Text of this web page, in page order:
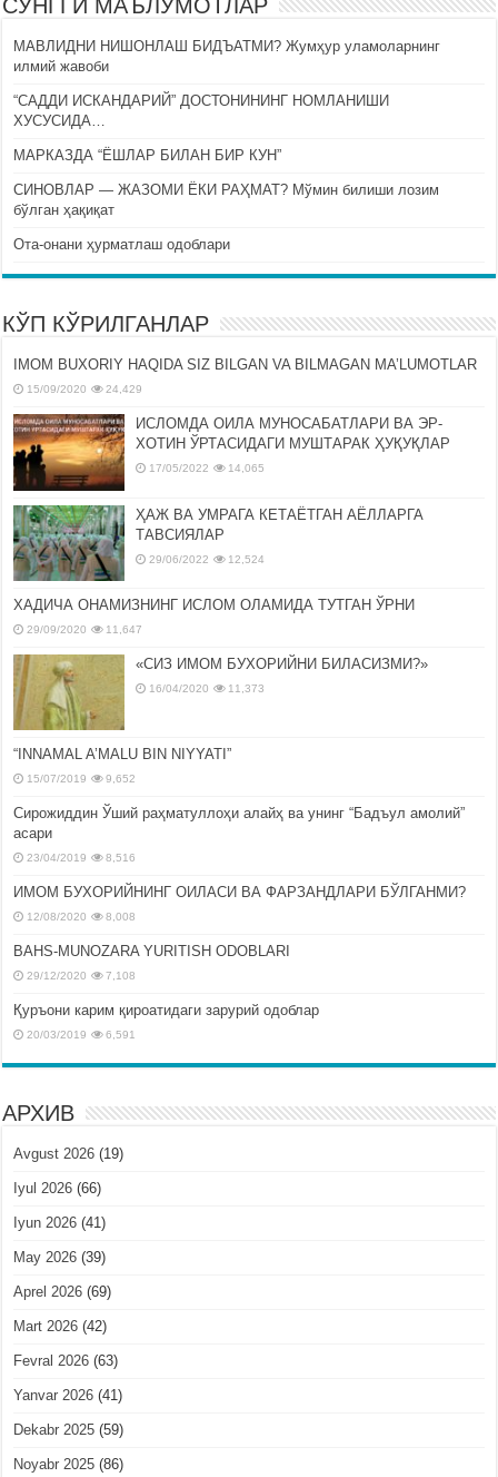
СЎНГГИ МАЪЛУМОТЛАР
МАВЛИДНИ НИШОНЛАШ БИДЪАТМИ? Жумҳур уламоларнинг
илмий жавоби
“САДДИ ИСКАНДАРИЙ” ДОСТОНИНИНГ НОМЛАНИШИ
ХУСУСИДА…
МАРКАЗДА “ЁШЛАР БИЛАН БИР КУН”
СИНОВЛАР — ЖАЗОМИ ЁКИ РАҲМАТ? Мўмин билиши лозим
бўлган ҳақиқат
Ота-онани ҳурматлаш одоблари
КЎП КЎРИЛГАНЛАР
IMOM BUXORIY HAQIDA SIZ BILGAN VA BILMAGAN MA’LUMOTLAR
15/09/2020 24,429
ИСЛОМДА ОИЛА МУНОСАБАТЛАРИ ВА ЭР-
ХОТИН ЎРТАСИДАГИ МУШТАРАК ҲУҚУҚЛАР
17/05/2022 14,065
ҲАЖ ВА УМРАГА КЕТАЁТГАН АЁЛЛАРГА
ТАВСИЯЛАР
29/06/2022 12,524
ХАДИЧА ОНАМИЗНИНГ ИСЛОМ ОЛАМИДА ТУТГАН ЎРНИ
29/09/2020 11,647
«СИЗ ИМОМ БУХОРИЙНИ БИЛАСИЗМИ?»
16/04/2020 11,373
“INNAMAL A’MALU BIN NIYYATI”
15/07/2019 9,652
Сирожиддин Ўший раҳматуллоҳи алайҳ ва унинг “Бадъул амолий”
асари
23/04/2019 8,516
ИМОМ БУХОРИЙНИНГ ОИЛАСИ ВА ФАРЗАНДЛАРИ БЎЛГАНМИ?
12/08/2020 8,008
BAHS-MUNOZARA YURITISH ODOBLARI
29/12/2020 7,108
Қуръони карим қироатидаги зарурий одоблар
20/03/2019 6,591
АРХИВ
Avgust 2026 (19)
Iyul 2026 (66)
Iyun 2026 (41)
May 2026 (39)
Aprel 2026 (69)
Mart 2026 (42)
Fevral 2026 (63)
Yanvar 2026 (41)
Dekabr 2025 (59)
Noyabr 2025 (86)